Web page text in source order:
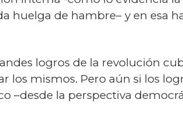
huelga de hambre– y en esa
logros de la revolución
mismos. Pero aún si los
–desde la perspectiva